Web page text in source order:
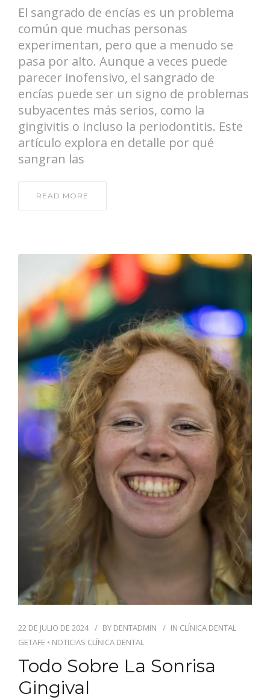
El sangrado de encías es un problema
común que muchas personas
experimentan, pero que a menudo se
pasa por alto. Aunque a veces puede
parecer inofensivo, el sangrado de
encías puede ser un signo de problemas
subyacentes más serios, como la
gingivitis o incluso la periodontitis. Este
artículo explora en detalle por qué
sangran las
READ MORE
22 DE JULIO DE 2024 BY DENTADMIN IN CLÍNICA DENTAL
GETAFE • NOTICIAS CLÍNICA DENTAL
Todo Sobre La Sonrisa
Gingival